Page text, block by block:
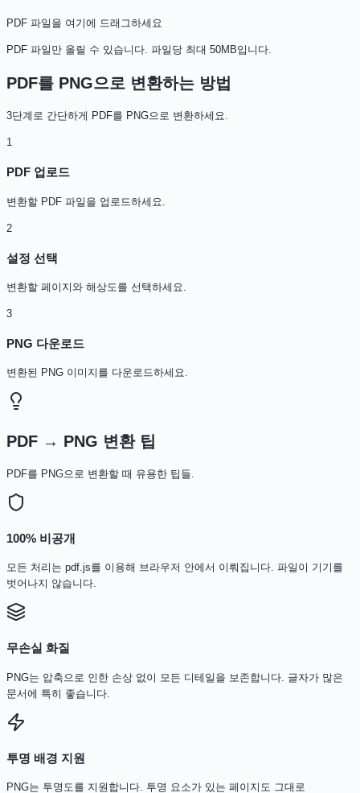
PDF 파일을 여기에 드래그하세요
PDF 파일만 올릴 수 있습니다. 파일당 최대 50MB입니다.
PDF를 PNG으로 변환하는 방법
3단계로 간단하게 PDF를 PNG으로 변환하세요.
1
PDF 업로드
변환할 PDF 파일을 업로드하세요.
2
설정 선택
변환할 페이지와 해상도를 선택하세요.
3
PNG 다운로드
변환된 PNG 이미지를 다운로드하세요.
PDF → PNG 변환 팁
PDF를 PNG으로 변환할 때 유용한 팁들.
100% 비공개
모든 처리는 pdf.js를 이용해 브라우저 안에서 이뤄집니다. 파일이 기기를
벗어나지 않습니다.
무손실 화질
PNG는 압축으로 인한 손상 없이 모든 디테일을 보존합니다. 글자가 많은
문서에 특히 좋습니다.
투명 배경 지원
PNG는 투명도를 지원합니다. 투명 요소가 있는 페이지도 그대로